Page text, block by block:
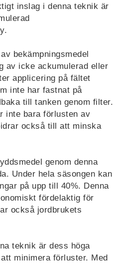
inslag i denna teknik är
bekämpningsmedel
av icke ackumulerad eller
applicering på fältet
inte har fastnat på
till tanken genom filter.
inte bara förlusten av
också till att minska
genom denna
Under hela säsongen kan
på upp till 40%. Denna
fördelaktig för
också jordbrukets
teknik är dess höga
minimera förluster. Med